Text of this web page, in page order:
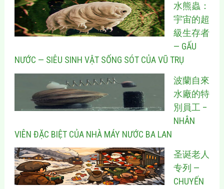
水熊蟲：
宇宙的超
級生存者
— GẤU
NƯỚC — SIÊU SINH VẬT SỐNG SÓT CỦA VŨ TRỤ
波蘭自來
水廠的特
別員工 –
NHÂN
VIÊN ĐẶC BIỆT CỦA NHÀ MÁY NƯỚC BA LAN
圣诞老人
专列 —
CHUYẾN